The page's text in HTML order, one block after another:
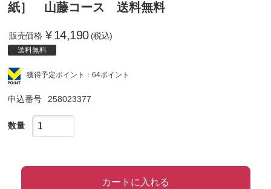
紙］ 山藤コース 送料無料
販売価格 ¥14,190 (税込)
送料無料
獲得予定ポイント：64ポイント
申込番号 258023377
数量
カートに入れる